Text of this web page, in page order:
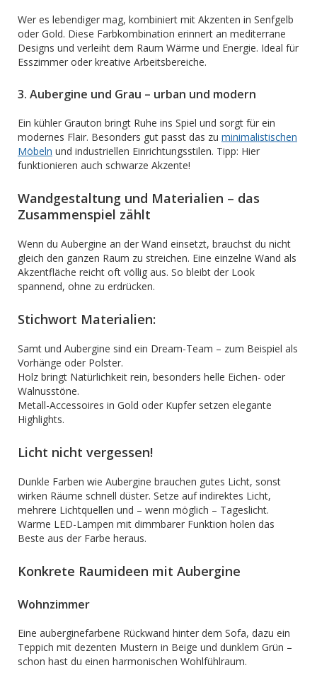
Wer es lebendiger mag, kombiniert mit Akzenten in Senfgelb
oder Gold. Diese Farbkombination erinnert an mediterrane
Designs und verleiht dem Raum Wärme und Energie. Ideal für
Esszimmer oder kreative Arbeitsbereiche.
3. Aubergine und Grau – urban und modern
Ein kühler Grauton bringt Ruhe ins Spiel und sorgt für ein
modernes Flair. Besonders gut passt das zu minimalistischen
Möbeln und industriellen Einrichtungsstilen. Tipp: Hier
funktionieren auch schwarze Akzente!
Wandgestaltung und Materialien – das
Zusammenspiel zählt
Wenn du Aubergine an der Wand einsetzt, brauchst du nicht
gleich den ganzen Raum zu streichen. Eine einzelne Wand als
Akzentfläche reicht oft völlig aus. So bleibt der Look
spannend, ohne zu erdrücken.
Stichwort Materialien:
Samt und Aubergine sind ein Dream-Team – zum Beispiel als
Vorhänge oder Polster.
Holz bringt Natürlichkeit rein, besonders helle Eichen- oder
Walnusstöne.
Metall-Accessoires in Gold oder Kupfer setzen elegante
Highlights.
Licht nicht vergessen!
Dunkle Farben wie Aubergine brauchen gutes Licht, sonst
wirken Räume schnell düster. Setze auf indirektes Licht,
mehrere Lichtquellen und – wenn möglich – Tageslicht.
Warme LED-Lampen mit dimmbarer Funktion holen das
Beste aus der Farbe heraus.
Konkrete Raumideen mit Aubergine
Wohnzimmer
Eine auberginefarbene Rückwand hinter dem Sofa, dazu ein
Teppich mit dezenten Mustern in Beige und dunklem Grün –
schon hast du einen harmonischen Wohlfühlraum.